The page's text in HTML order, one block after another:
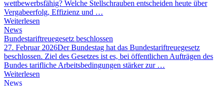
wettbewerbsfähig? Welche Stellschrauben entscheiden heute über
Vergabeerfolg, Effizienz und …
Weiterlesen
News
Bundestariftreuegesetz beschlossen
27. Februar 2026Der Bundestag hat das Bundestariftreuegesetz
beschlossen. Ziel des Gesetzes ist es, bei öffentlichen Aufträgen des
Bundes tarifliche Arbeitsbedingungen stärker zur …
Weiterlesen
News